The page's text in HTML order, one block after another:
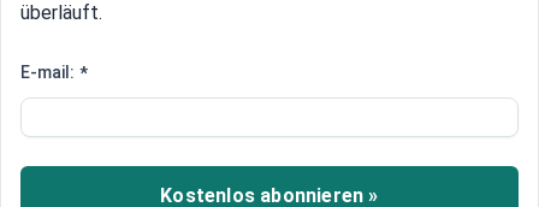
Europas Albtraum ist wahr
unter den neuen
überläuft.
E-mail: *
Kostenlos abonnieren »